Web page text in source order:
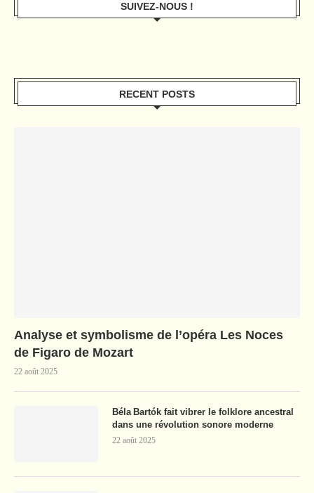
SUIVEZ-NOUS !
RECENT POSTS
Analyse et symbolisme de l’opéra Les Noces
de Figaro de Mozart
22 août 2025
Béla Bartók fait vibrer le folklore ancestral
dans une révolution sonore moderne
22 août 2025